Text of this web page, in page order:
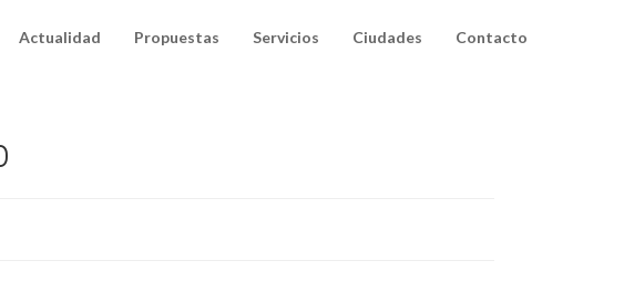
Actualidad Propuestas Servicios Ciudades Contacto